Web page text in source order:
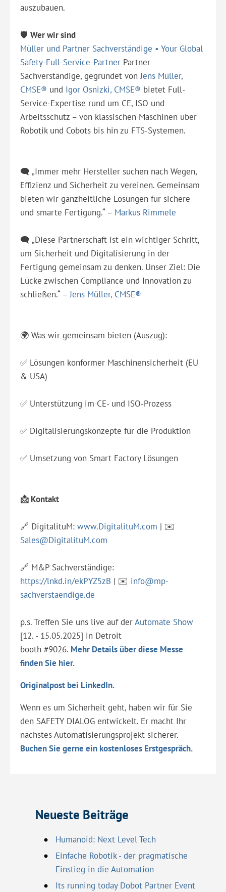
auszubauen.
🛡️ Wer wir sind
Müller und Partner Sachverständige • Your Global
Safety-Full-Service-Partner Partner
Sachverständige, gegründet vonJens Müller,
CMSE® und Igor Osnizki, CMSE® bietet Full-
Service-Expertise rund um CE, ISO und
Arbeitsschutz – von klassischen Maschinen über
Robotik und Cobots bis hin zu FTS-Systemen.
🗨️ „Immer mehr Hersteller suchen nach Wegen,
Effizienz und Sicherheit zu vereinen. Gemeinsam
bieten wir ganzheitliche Lösungen für sichere
und smarte Fertigung.“ – Markus Rimmele
🗨️ „Diese Partnerschaft ist ein wichtiger Schritt,
um Sicherheit und Digitalisierung in der
Fertigung gemeinsam zu denken. Unser Ziel: Die
Lücke zwischen Compliance und Innovation zu
schließen.“ –Jens Müller, CMSE®
🌍 Was wir gemeinsam bieten (Auszug):
✅ Lösungen konformer Maschinensicherheit (EU
& USA)
✅ Unterstützung im CE- und ISO-Prozess
✅ Digitalisierungskonzepte für die Produktion
✅ Umsetzung von Smart Factory Lösungen
📩 Kontakt
🔗 DigitalituM: www.DigitalituM.com | ✉️
Sales@DigitalituM.com
🔗 M&P Sachverständige:
https://lnkd.in/ekPYZ5zB | ✉️ info@mp-
sachverstaendige.de
p.s. Treffen Sie uns live auf derAutomate Show
[12. - 15.05.2025] in Detroit
booth #9026. Mehr Details über diese Messe
finden Sie hier.
Originalpost bei LinkedIn.
Wenn es um Sicherheit geht, haben wir für Sie
den SAFETY DIALOG entwickelt. Er macht Ihr
nächstes Automatisierungsprojekt sicherer.
Buchen Sie gerne ein kostenloses Erstgespräch.
Neueste Beiträge
Humanoid: Next Level Tech
Einfache Robotik - der pragmatische
Einstieg in die Automation
Its running today Dobot Partner Event